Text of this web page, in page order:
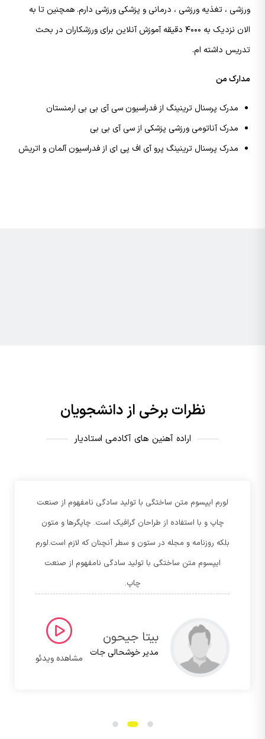
ورزشی ، تغذیه ورزشی ، درمانی و پزشکی ورزشی دارم.همچنین تا به
الان نزدیک به ۴۰۰۰ دقیقه آموزش آنلاین برای ورزشکاران در بحث
تدریس داشته ام.
مدارک من
مدرک پرسنال ترینینگ از فدراسیون سی آی بی بی ارمنستان
مدرک آناتومی ورزشی پزشکی از سی آی بی بی
مدرک پرسنال ترینینگ پرو آی اف پی ای از فدراسیون آلمان و اتریش
نظرات برخی از دانشجویان
اراده آهنین های آکادمی استادیار
لورم ایپسوم متن ساختگی با تولید سادگی نامفهوم از صنعت
چاپ و با استفاده از طراحان گرافیک است. چاپگرها و متون
بلکه روزنامه و مجله در ستون و سطر آنچنان که لازم است.لورم
ایپسوم متن ساختگی با تولید سادگی نامفهوم از صنعت
چاپ.
بیتا جیحون
مدیر خوشحالی جات مشاهده ویدئو